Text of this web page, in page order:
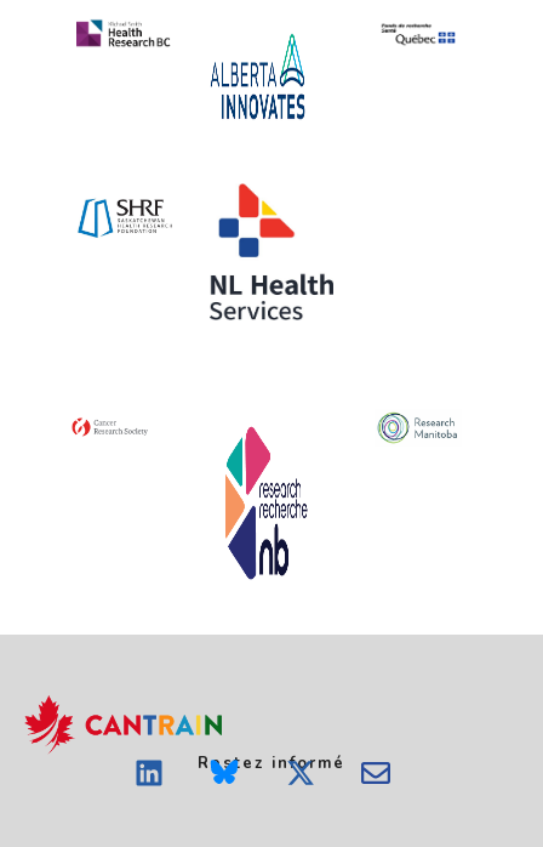
Restez informé